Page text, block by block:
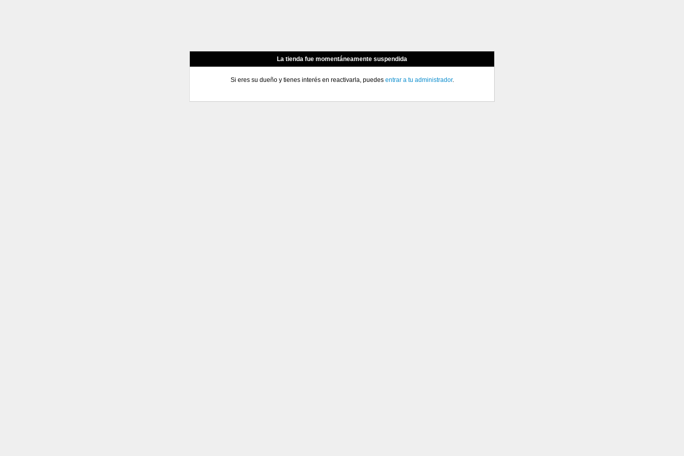
La tienda fue momentáneamente suspendida
Si eres su dueño y tienes interés en reactivarla, puedes entrar a tu administrador.